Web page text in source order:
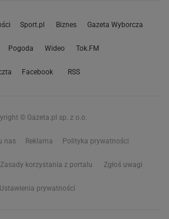
Sport.pl Biznes Gazeta Wyborcza
Pogoda Wideo Tok.FM
Facebook RSS
© Gazeta.pl sp. z o.o.
nas Reklama Polityka prywatności
Zasady korzystania z portalu Zgłoś uwagi
Ustawienia prywatności